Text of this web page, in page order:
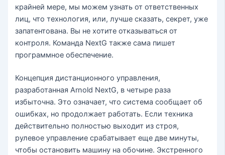
крайней мере, мы можем узнать от ответственных
лиц, что технология, или, лучше сказать, секрет, уже
запатентована. Вы не хотите отказываться от
контроля. Команда NextG также сама пишет
программное обеспечение.
Концепция дистанционного управления,
разработанная Arnold NextG, в четыре раза
избыточна. Это означает, что система сообщает об
ошибках, но продолжает работать. Если техника
действительно полностью выходит из строя,
рулевое управление срабатывает еще две минуты,
чтобы остановить машину на обочине. Экстренного